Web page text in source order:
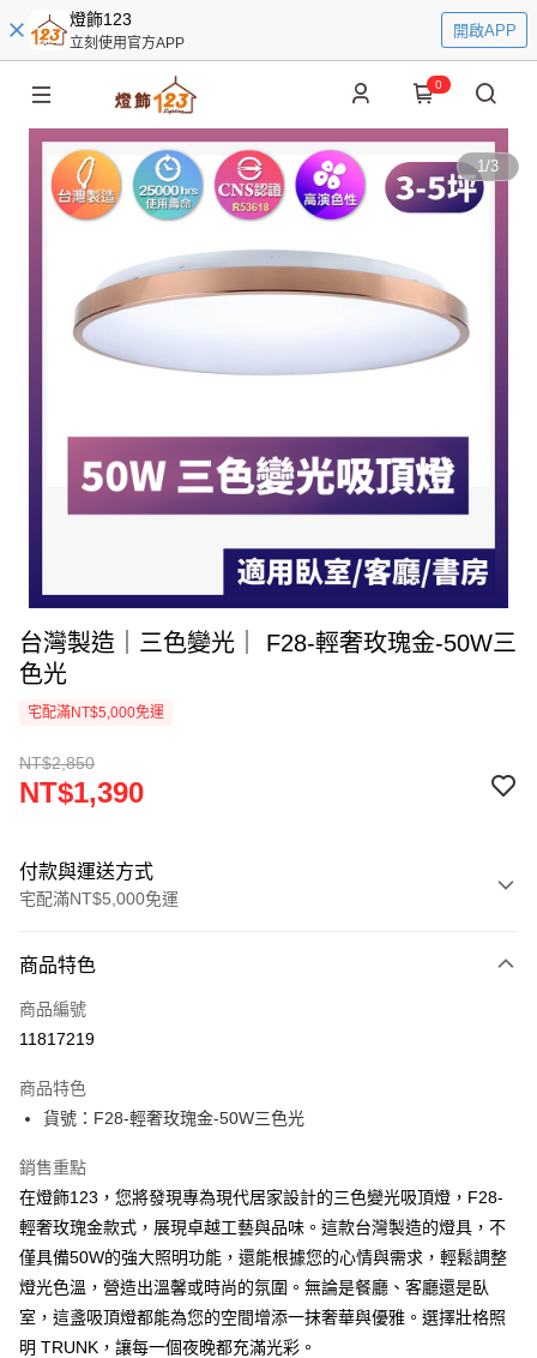
燈飾123
立刻使用官方APP
開啟APP
0
1/3
台灣製造｜三色變光｜ F28-輕奢玫瑰金-50W三
色光
宅配滿NT$5,000免運
NT$2,850
NT$1,390
付款與運送方式
宅配滿NT$5,000免運
信用卡一次付款
LINE Pay
街口支付
悠遊付
Google Pay
全盈+PAY
AFTEE先享後付
相關說明
【關於「AFTEE先享後付」】
商品特色
商品編號
11817219
商品特色
貨號：F28-輕奢玫瑰金-50W三色光
銷售重點
在燈飾123，您將發現專為現代居家設計的三色變光吸頂燈，F28-
輕奢玫瑰金款式，展現卓越工藝與品味。這款台灣製造的燈具，不
僅具備50W的強大照明功能，還能根據您的心情與需求，輕鬆調整
燈光色溫，營造出溫馨或時尚的氛圍。無論是餐廳、客廳還是臥
室，這盞吸頂燈都能為您的空間增添一抹奢華與優雅。選擇壯格照
明 TRUNK，讓每一個夜晚都充滿光彩。